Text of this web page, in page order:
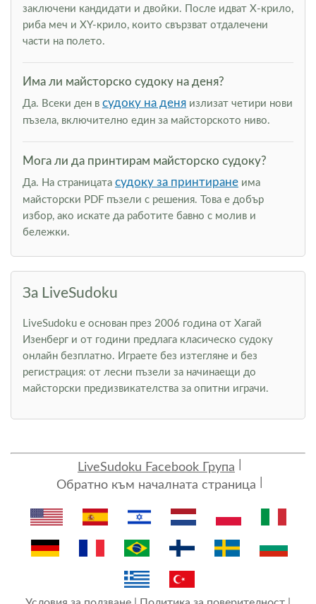
заключени кандидати и двойки. После идват Х-крило,
риба меч и XY-крило, които свързват отдалечени
части на полето.
Има ли майсторско судоку на деня?
Да. Всеки ден в судоку на деня излизат четири нови
пъзела, включително един за майсторското ниво.
Мога ли да принтирам майсторско судоку?
Да. На страницата судоку за принтиране има
майсторски PDF пъзели с решения. Това е добър
избор, ако искате да работите бавно с молив и
бележки.
За LiveSudoku
LiveSudoku е основан през 2006 година от Хагай
Изенберг и от години предлага класическо судоку
онлайн безплатно. Играете без изтегляне и без
регистрация: от лесни пъзели за начинаещи до
майсторски предизвикателства за опитни играчи.
LiveSudoku Facebook Група
Обратно към началната страница